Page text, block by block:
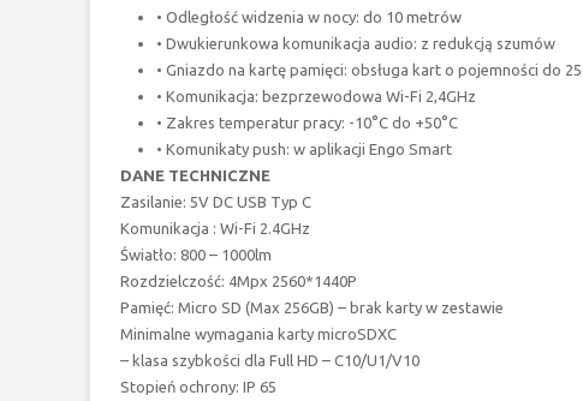
• Odległość widzenia w nocy: do 10 metrów
• Dwukierunkowa komunikacja audio: z redukcją szumów
• Gniazdo na kartę pamięci: obsługa kart o pojemności do
• Komunikacja: bezprzewodowa Wi-Fi 2,4GHz
• Zakres temperatur pracy: -10°C do +50°C
• Komunikaty push: w aplikacji Engo Smart
DANE TECHNICZNE
Zasilanie: 5V DC USB Typ C
Komunikacja : Wi-Fi 2.4GHz
Światło: 800 – 1000lm
Rozdzielczość: 4Mpx 2560*1440P
Pamięć: Micro SD (Max 256GB) – brak karty w zestawie
Minimalne wymagania karty microSDXC
– klasa szybkości dla Full HD – C10/U1/V10
Stopień ochrony: IP 65